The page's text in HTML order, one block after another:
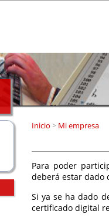
Inicio >Mi empresa
Para poder
deberá estar dado
Si ya se ha dado
certificado digital